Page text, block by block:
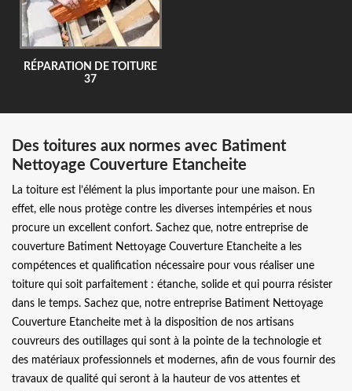
RÉPARATION DE TOITURE
37
Des toitures aux normes avec Batiment
Nettoyage Couverture Etancheite
La toiture est l’élément la plus importante pour une maison. En
effet, elle nous protège contre les diverses intempéries et nous
procure un excellent confort. Sachez que, notre entreprise de
couverture Batiment Nettoyage Couverture Etancheite a les
compétences et qualification nécessaire pour vous réaliser une
toiture qui soit parfaitement : étanche, solide et qui pourra résister
dans le temps. Sachez que, notre entreprise Batiment Nettoyage
Couverture Etancheite met à la disposition de nos artisans
couvreurs des outillages qui sont à la pointe de la technologie et
des matériaux professionnels et modernes, afin de vous fournir des
travaux de qualité qui seront à la hauteur de vos attentes et